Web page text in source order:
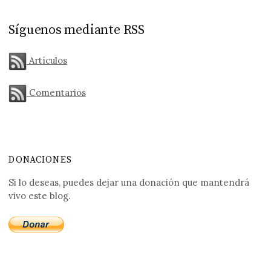
Síguenos mediante RSS
Artículos
Comentarios
DONACIONES
Si lo deseas, puedes dejar una donación que mantendrá
vivo este blog.